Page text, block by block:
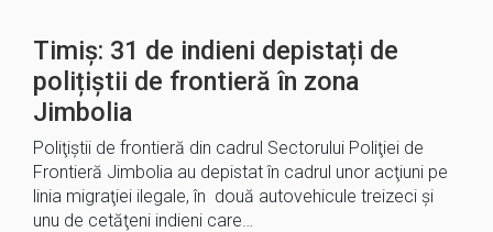
Timiș: 31 de indieni depistați de
polițiștii de frontieră în zona
Jimbolia
Poliţiştii de frontieră din cadrul Sectorului Poliţiei de
Frontieră Jimbolia au depistat în cadrul unor acţiuni pe
linia migraţiei ilegale, în două autovehicule treizeci și
unu de cetăţeni indieni care…